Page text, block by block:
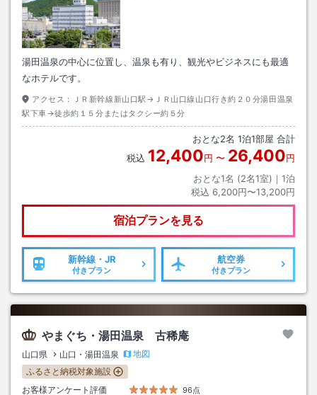
湯田温泉の中心に位置し、温泉も有り、観光やビジネスにも最適
なホテルです。
アクセス：
ＪＲ新幹線新山口駅→ＪＲ山口線山口行き約２０分湯田温泉
駅下車→徒歩約１５分またはタクシー約５分
おとな2名 1泊1部屋 合計
税込 12,400円 〜 26,400円
おとな1名 (2名1室)｜ 1泊
税込 6,200円〜13,200円
宿泊プランを見る
新幹線・JR
付きプラン
航空券
付きプラン
やまぐち・湯田温泉 古稀庵
山口県 山口・湯田温泉
地図
ふるさと納税対象施設
お客様アンケート評価
96点